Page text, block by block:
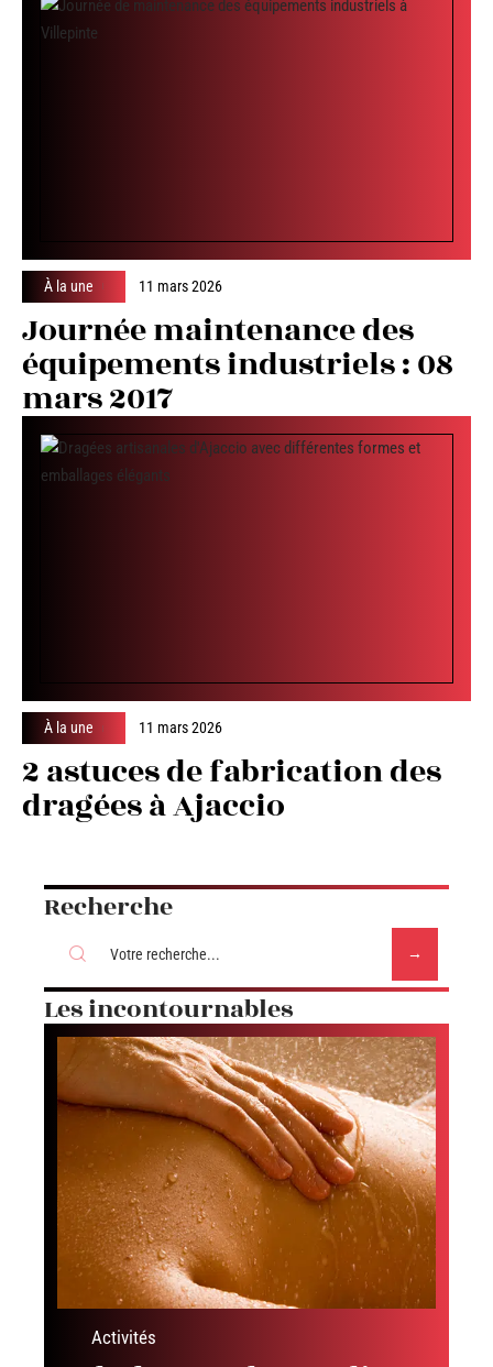
À la une 11 mars 2026
Journée maintenance des
équipements industriels : 08
mars 2017
À la une 11 mars 2026
2 astuces de fabrication des
dragées à Ajaccio
Recherche
Les incontournables
Activités